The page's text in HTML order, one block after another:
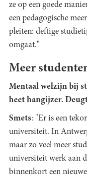
ze op een goede
een pedagogische
pleiten: deftige
omgaat."
Meer
Mentaal welzijn bij
heet hangijzer.
Smets: "Er is een
universiteit. In
maar zo veel meer
universiteit werk aan
binnenkort een